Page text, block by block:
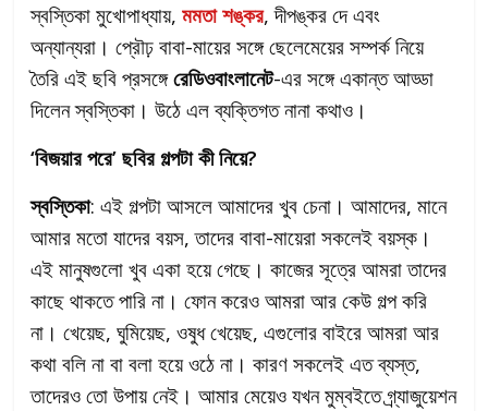
স্বস্তিকা মুখোপাধ্যায়,মমতা শঙ্কর, দীপঙ্কর দে এবং
অন্যান্যরা। প্রৌঢ় বাবা-মায়ের সঙ্গে ছেলেমেয়ের সম্পর্ক নিয়ে
তৈরি এই ছবি প্রসঙ্গেরেডিওবাংলানেট-এর সঙ্গে একান্ত আড্ডা
দিলেন স্বস্তিকা। উঠে এল ব্যক্তিগত নানা কথাও।
‘বিজয়ার পরে’ ছবির গল্পটা কী নিয়ে?
স্বস্তিকা: এই গল্পটা আসলে আমাদের খুব চেনা। আমাদের, মানে
আমার মতো যাদের বয়স, তাদের বাবা-মায়েরা সকলেই বয়স্ক।
এই মানুষগুলো খুব একা হয়ে গেছে। কাজের সূত্রে আমরা তাদের
কাছে থাকতে পারি না। ফোন করেও আমরা আর কেউ গল্প করি
না। খেয়েছ, ঘুমিয়েছ, ওষুধ খেয়েছ, এগুলোর বাইরে আমরা আর
কথা বলি না বা বলা হয়ে ওঠে না। কারণ সকলেই এত ব্যস্ত,
তাদেরও তো উপায় নেই। আমার মেয়েও যখন মুম্বইতে গ্র্যাজুয়েশন